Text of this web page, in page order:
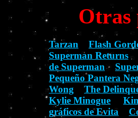
Otras
Tarzan Flash
Superman Returns
de Superman
Pequeño Pantera
Wong
The
Kylie Minogue
gráficos de Evita